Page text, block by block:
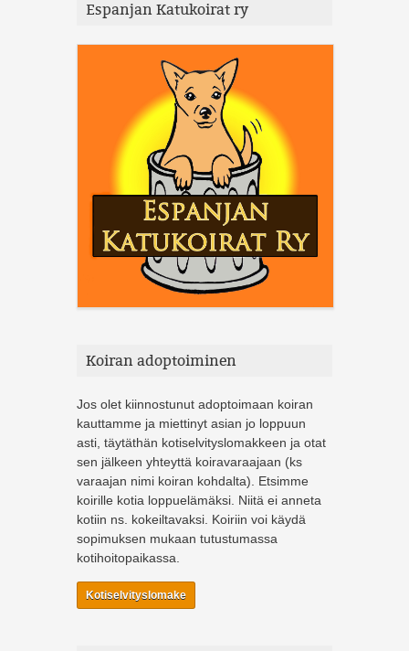
Espanjan Katukoirat ry
Koiran adoptoiminen
Jos olet kiinnostunut adoptoimaan koiran
kauttamme ja miettinyt asian jo loppuun
asti, täytäthän kotiselvityslomakkeen ja otat
sen jälkeen yhteyttä koiravaraajaan (ks
varaajan nimi koiran kohdalta). Etsimme
koirille kotia loppuelämäksi. Niitä ei anneta
kotiin ns. kokeiltavaksi. Koiriin voi käydä
sopimuksen mukaan tutustumassa
kotihoitopaikassa.
Kotiselvityslomake